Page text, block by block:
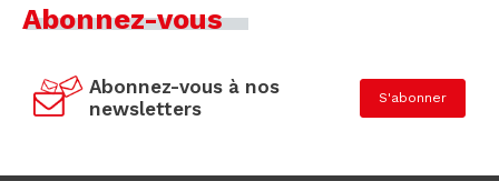
Abonnez-vous
Abonnez-vous à nos
newsletters
S'abonner